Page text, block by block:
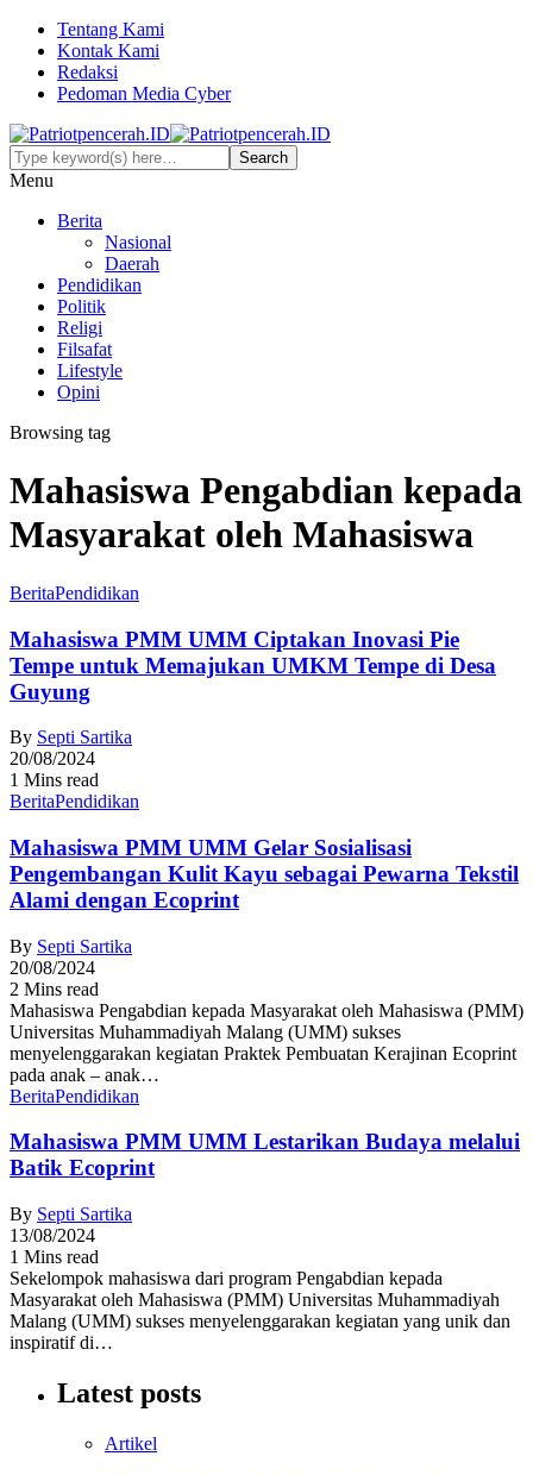
Tentang Kami
Kontak Kami
Redaksi
Pedoman Media Cyber
Menu
Berita
Nasional
Daerah
Pendidikan
Politik
Religi
Filsafat
Lifestyle
Opini
Browsing tag
Mahasiswa Pengabdian kepada
Masyarakat oleh Mahasiswa
BeritaPendidikan
Mahasiswa PMM UMM Ciptakan Inovasi Pie
Tempe untuk Memajukan UMKM Tempe di Desa
Guyung
By Septi Sartika
20/08/2024
1 Mins read
BeritaPendidikan
Mahasiswa PMM UMM Gelar Sosialisasi
Pengembangan Kulit Kayu sebagai Pewarna Tekstil
Alami dengan Ecoprint
By Septi Sartika
20/08/2024
2 Mins read
Mahasiswa Pengabdian kepada Masyarakat oleh Mahasiswa (PMM)
Universitas Muhammadiyah Malang (UMM) sukses
menyelenggarakan kegiatan Praktek Pembuatan Kerajinan Ecoprint
pada anak – anak…
BeritaPendidikan
Mahasiswa PMM UMM Lestarikan Budaya melalui
Batik Ecoprint
By Septi Sartika
13/08/2024
1 Mins read
Sekelompok mahasiswa dari program Pengabdian kepada
Masyarakat oleh Mahasiswa (PMM) Universitas Muhammadiyah
Malang (UMM) sukses menyelenggarakan kegiatan yang unik dan
inspiratif di…
Latest posts
Artikel